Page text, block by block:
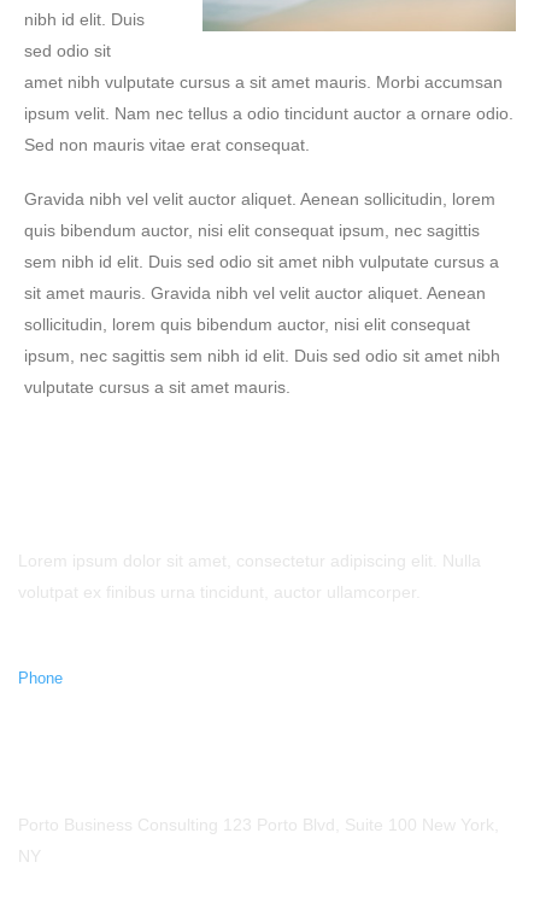
nibh id elit. Duis
sed odio sit
amet nibh vulputate cursus a sit amet mauris. Morbi accumsan
ipsum velit. Nam nec tellus a odio tincidunt auctor a ornare odio.
Sed non mauris vitae erat consequat.
Gravida nibh vel velit auctor aliquet. Aenean sollicitudin, lorem
quis bibendum auctor, nisi elit consequat ipsum, nec sagittis
sem nibh id elit. Duis sed odio sit amet nibh vulputate cursus a
sit amet mauris. Gravida nibh vel velit auctor aliquet. Aenean
sollicitudin, lorem quis bibendum auctor, nisi elit consequat
ipsum, nec sagittis sem nibh id elit. Duis sed odio sit amet nibh
vulputate cursus a sit amet mauris.
Lorem ipsum dolor sit amet, consectetur adipiscing elit. Nulla
volutpat ex finibus urna tincidunt, auctor ullamcorper.
Phone
Porto Business Consulting 123 Porto Blvd, Suite 100 New York,
NY